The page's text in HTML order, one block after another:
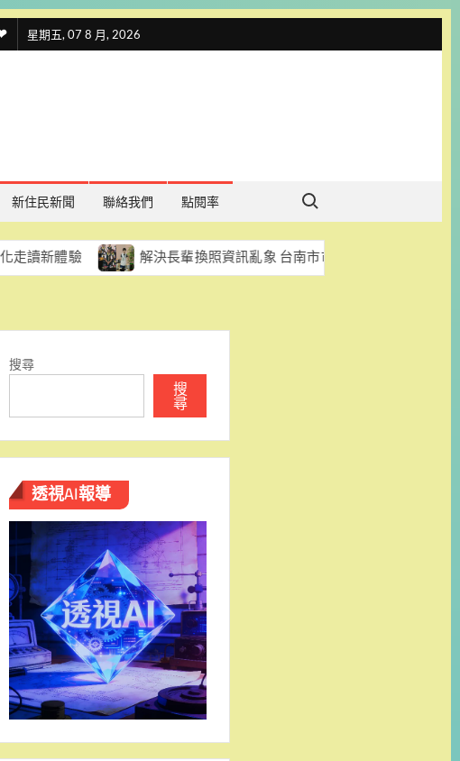
星期五, 07 8 月, 2026
官
新住民新聞 聯絡我們 點閱率
Search for:
解決長輩換照資訊亂象 台南市市議員陳怡珍促每區每月至少辦一
搜尋
搜
尋
透視AI報導